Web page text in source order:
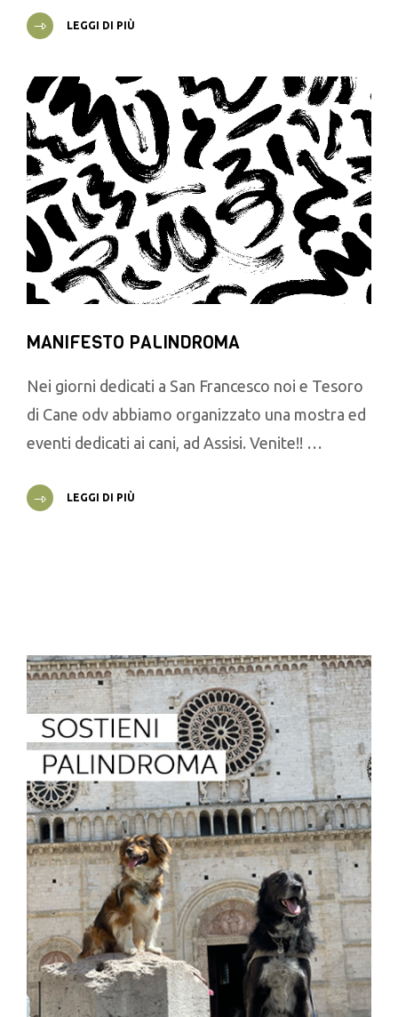
LEGGI DI PIÙ
MANIFESTO PALINDROMA
Nei giorni dedicati a San Francesco noi e Tesoro
di Cane odv abbiamo organizzato una mostra ed
eventi dedicati ai cani, ad Assisi. Venite!! …
LEGGI DI PIÙ